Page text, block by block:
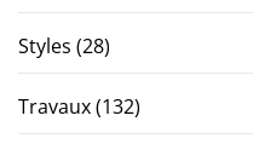
Styles (28)
Travaux(132)